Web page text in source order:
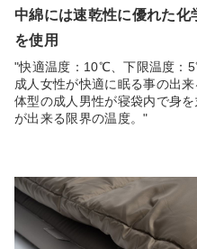
中綿には速乾性に優れた化
を使用
"快適温度：10℃、下限温度：
成人女性が快適に眠る事の出
体型の成人男性が寝袋内で身
が出来る限界の温度。"